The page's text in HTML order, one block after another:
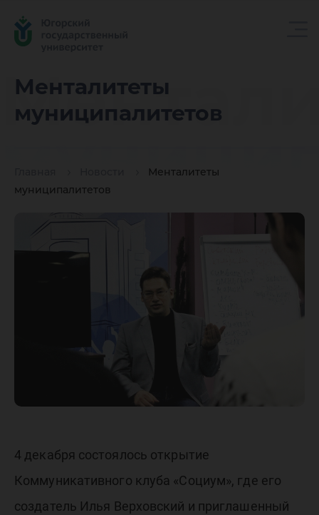
Менталитеты
муниципалитетов
Менталитеты
муниципалитетов
4 декабря состоялось открытие
Коммуникативного клуба «Социум», где его
создатель Илья Верховский и приглашенный